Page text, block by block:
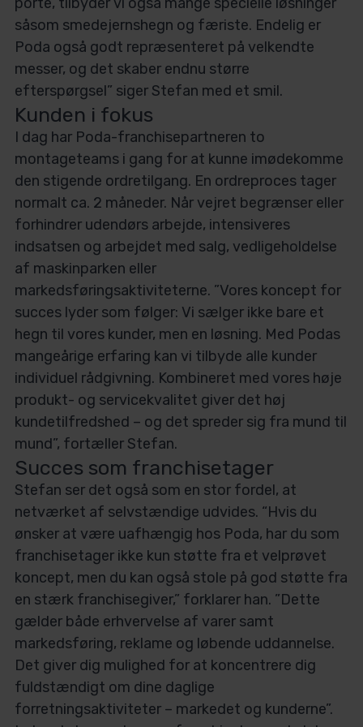
såsom smedejernshegn og færiste. Endelig er
Poda også godt repræsenteret på velkendte
messer, og det skaber endnu større
efterspørgsel” siger Stefan med et smil.
Kunden i fokus
I dag har Poda-franchisepartneren to
montageteams i gang for at kunne imødekomme
den stigende ordretilgang. En ordreproces tager
normalt ca. 2 måneder. Når vejret begrænser eller
forhindrer udendørs arbejde, intensiveres
indsatsen og arbejdet med salg, vedligeholdelse
af maskinparken eller
markedsføringsaktiviteterne. ”Vores koncept for
succes lyder som følger: Vi sælger ikke bare et
hegn til vores kunder, men en løsning. Med Podas
mangeårige erfaring kan vi tilbyde alle kunder
individuel rådgivning. Kombineret med vores høje
produkt- og servicekvalitet giver det høj
kundetilfredshed – og det spreder sig fra mund til
mund”, fortæller Stefan.
Succes som franchisetager
Stefan ser det også som en stor fordel, at
netværket af selvstændige udvides. “Hvis du
ønsker at være uafhængig hos Poda, har du som
franchisetager ikke kun støtte fra et velprøvet
koncept, men du kan også stole på god støtte fra
en stærk franchisegiver,” forklarer han. ”Dette
gælder både erhvervelse af varer samt
markedsføring, reklame og løbende uddannelse.
Det giver dig mulighed for at koncentrere dig
fuldstændigt om dine daglige
forretningsaktiviteter – markedet og kunderne”.